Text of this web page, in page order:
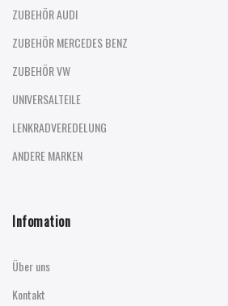
ZUBEHÖR AUDI
ZUBEHÖR MERCEDES BENZ
ZUBEHÖR VW
UNIVERSALTEILE
LENKRADVEREDELUNG
ANDERE MARKEN
Infomation
Über uns
Kontakt